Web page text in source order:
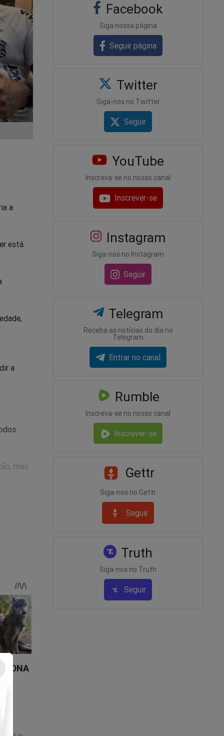
a
está
a
mas
Facebook
Siga nossa página
Seguir página
Twitter
Siga-nos no Twitter
Seguir
YouTube
Inscreva-se no nosso canal
Inscrever-se
Instagram
Siga-nos no Instagram
Seguir
Telegram
Receba as notícias do dia no
Telegram
Entrar no canal
Rumble
Inscreva-se no nosso canal
Inscrever-se
Gettr
Siga-nos no Gettr
Seguir
Truth
Siga-nos no Truth
Seguir